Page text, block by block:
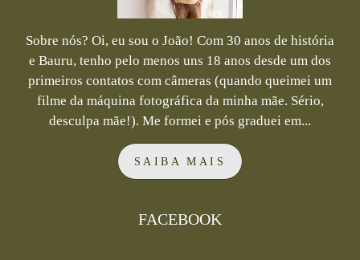
Sobre nós? Oi, eu sou o João! Com 30 anos de história
e Bauru, tenho pelo menos uns 18 anos desde um dos
primeiros contatos com câmeras (quando queimei um
filme da máquina fotográfica da minha mãe. Sério,
desculpa mãe!). Me formei e pós graduei em...
SAIBA MAIS
FACEBOOK